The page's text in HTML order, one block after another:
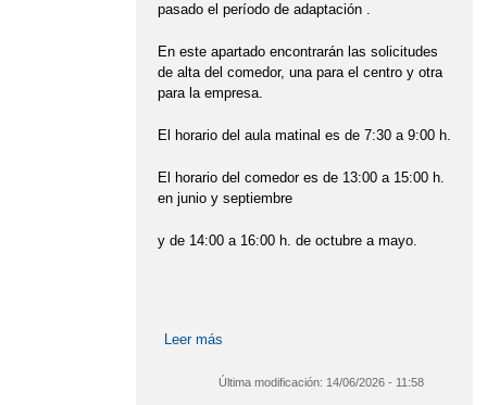
CURSO 2025-26
CUENTACUENTOS MARISOL
DESFILE DE CARNAVAL 2026
DESPLAZAMIENTO ACTIVO AL COLE
DESPLAZAMIENTO ACTIVO AL COLE
DÍA MUNDIAL DEL BRAILLE
pasado el período de adaptación .
En este apartado encontrarán las solicitudes
de alta del comedor, una para el centro y otra
para la empresa.
El horario del aula matinal es de 7:30 a 9:00 h.
El horario del comedor es de 13:00 a 15:00 h.
en junio y septiembre
y de 14:00 a 16:00 h. de octubre a mayo.
Leer más
Última modificación: 14/06/2026 - 11:58